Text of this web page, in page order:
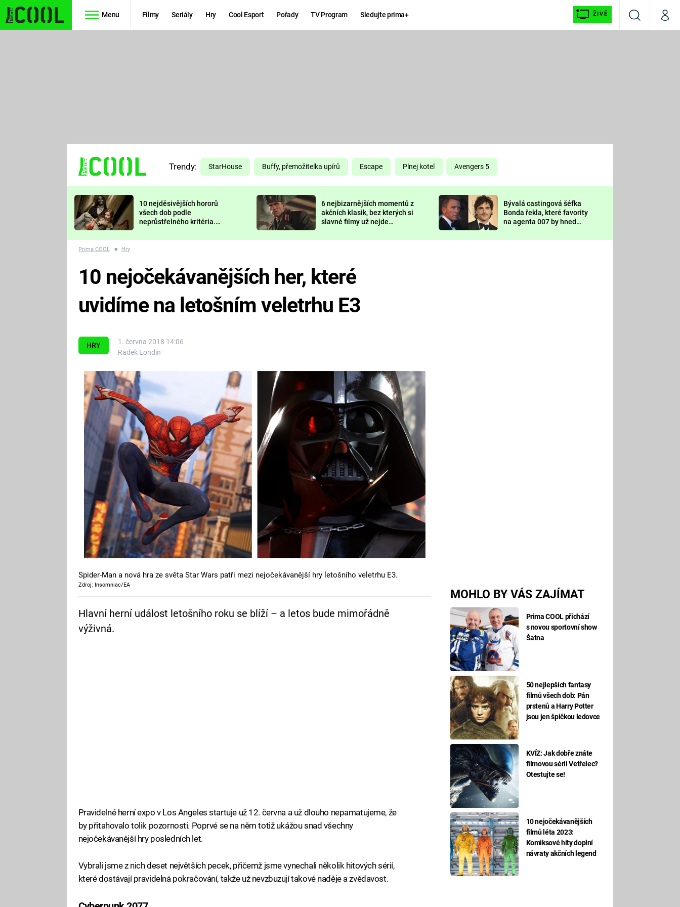
Menu Filmy Seriály Hry Cool Esport Pořady TV Program Sledujte prima+ ŽIVĚ
VyhledáváníMůj
TŘESKU
FUTURAMA
PREDÁTOR
DELIVERANCE
KOMEDIE
CHUCK
NORRIS
DEADPOOL
Prima LAJK
Sledujte nás
Trendy: StarHouse Buffy, přemožitelka upírů Escape Plnej kotel Avengers 5
10 nejděsivějších hororů
všech dob podle
neprůstřelného kritéria.
nejvíc zvednou tep?
6 nejbizarnějších momentů z
akčních klasik, bez kterých si
slavné filmy už nejde
Bývalá castingová šéfka
Bonda řekla, které favority
na agenta 007 by hned
Prima COOL ■ Hry
HRY
1. června 2018 14:06
Radek Londin
MOHLO BY VÁS ZAJÍMAT
Prima COOL přichází
s novou sportovní show
Šatna
50 nejlepších fantasy
filmů všech dob: Pán
prstenů a Harry Potter
jsou jen špičkou ledovce
KVÍZ: Jak dobře znáte
filmovou sérii Vetřelec?
Otestujte se!
10 nejočekávanějších
filmů léta 2023:
Komiksové hity doplní
návraty akčních legend
10 nejočekávanějších her, které
uvidíme na letošním veletrhu E3
Spider-Man a nová hra ze světa Star Wars patři mezi nejočekávanější hry letošního veletrhu E3.
Zdroj: Insomniac/EA
Hlavní herní událost letošního roku se blíží – a letos bude mimořádně
výživná.
Pravidelné herní expo v Los Angeles startuje už 12. června a už dlouho nepamatujeme, že
by přitahovalo tolik pozornosti. Poprvé se na něm totiž ukážou snad všechny
nejočekávanější hry posledních let.
Vybrali jsme z nich deset největších pecek, přičemž jsme vynechali několik hitových sérií,
které dostávají pravidelná pokračování, takže už nevzbuzují takové naděje a zvědavost.